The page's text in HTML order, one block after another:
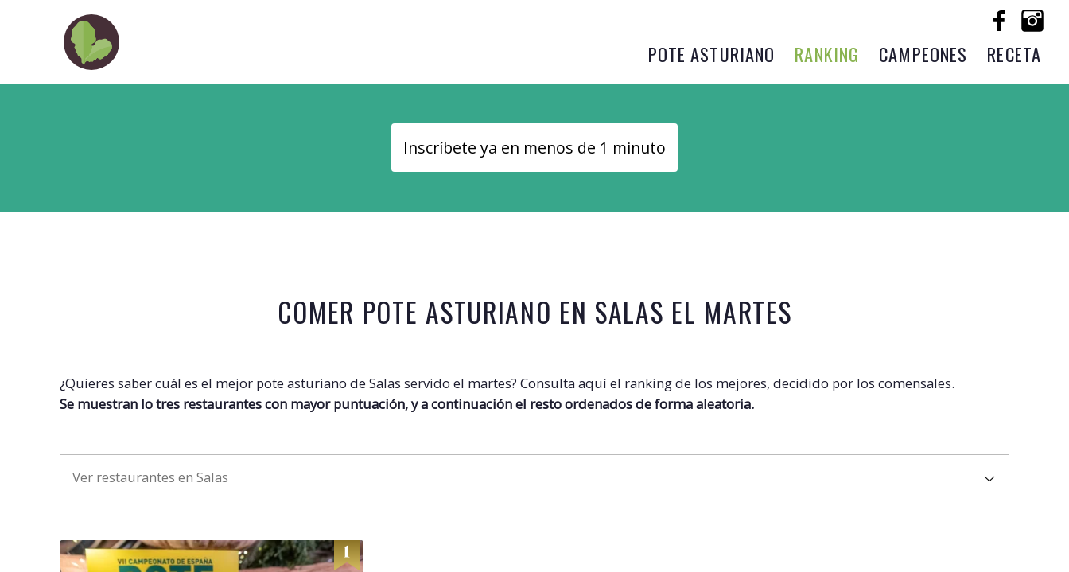
POTE ASTURIANO RANKING CAMPEONES RECETA
Inscríbete ya en menos de 1 minuto
COMER POTE ASTURIANO EN SALAS EL MARTES
¿Quieres saber cuál es el mejor pote asturiano deSalas servido el martes? Consulta aquí el ranking de los mejores, decidido por los comensales.
Se muestran lo tres restaurantes con mayor puntuación, y a continuación el resto ordenados de forma aleatoria.
Ver restaurantes en Salas